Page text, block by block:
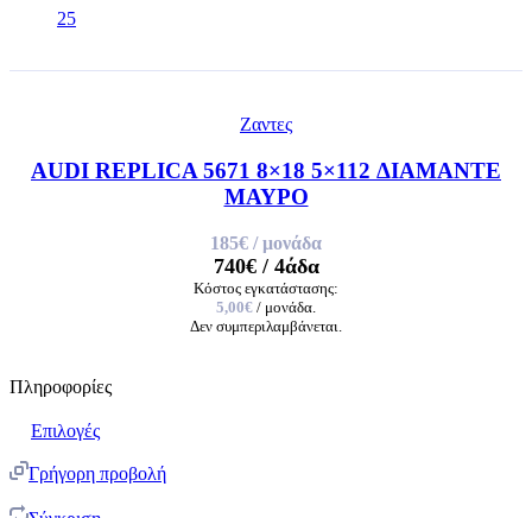
25
Ζαντες
AUDI REPLICA 5671 8×18 5×112 ΔΙΑΜΑΝΤΕ
ΜΑΥΡΟ
185€ / μονάδα
740€/ 4άδα
Κόστος εγκατάστασης:
5,00€ / μονάδα.
Δεν συμπεριλαμβάνεται.
Πληροφορίες
Επιλογές
Γρήγορη προβολή